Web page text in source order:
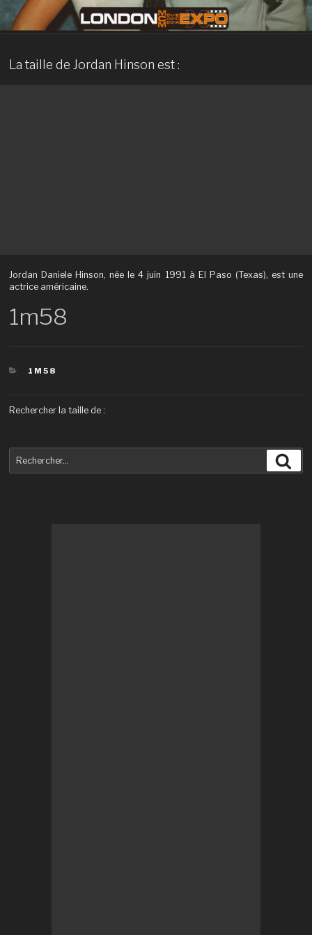
La taille de Jordan Hinson est :
Jordan Daniele Hinson, née le 4 juin 1991 à El Paso (Texas), est une
actrice américaine.
1m58
CATÉGORIES
1M58
Rechercher la taille de :
pour